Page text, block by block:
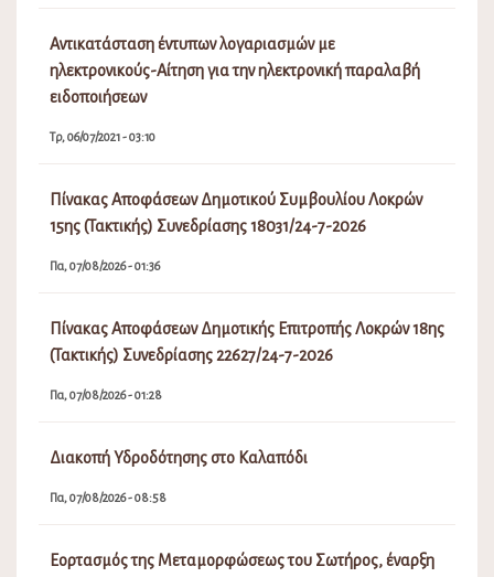
Αντικατάσταση έντυπων λογαριασμών με
ηλεκτρονικούς-Αίτηση για την ηλεκτρονική παραλαβή
ειδοποιήσεων
Τρ, 06/07/2021 - 03:10
Πίνακας Αποφάσεων Δημοτικού Συμβουλίου Λοκρών
15ης (Τακτικής) Συνεδρίασης 18031/24-7-2026
Πα, 07/08/2026 - 01:36
Πίνακας Αποφάσεων Δημοτικής Επιτροπής Λοκρών 18ης
(Τακτικής) Συνεδρίασης 22627/24-7-2026
Πα, 07/08/2026 - 01:28
Διακοπή Υδροδότησης στο Καλαπόδι
Πα, 07/08/2026 - 08:58
Εορτασμός της Μεταμορφώσεως του Σωτήρος, έναρξη